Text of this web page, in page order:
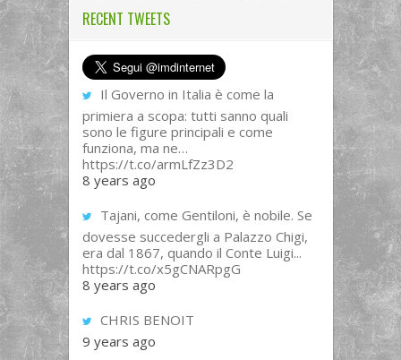
RECENT TWEETS
Il Governo in Italia è come la
primiera a scopa: tutti sanno quali
sono le figure principali e come
funziona, ma ne…
https://t.co/armLfZz3D2
8 years ago
Tajani, come Gentiloni, è nobile. Se
dovesse succedergli a Palazzo Chigi,
era dal 1867, quando il Conte Luigi...
https://t.co/x5gCNARpgG
8 years ago
CHRIS BENOIT
9 years ago